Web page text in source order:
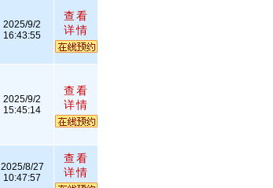
2025/9/2
16:43:55
查看
详情
2025/9/2
15:45:14
查看
详情
2025/8/27
10:47:57
查看
详情